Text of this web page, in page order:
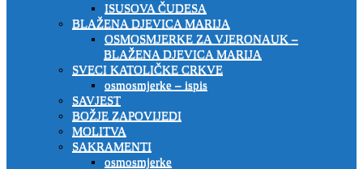
ISUSOVA ČUDESA
BLAŽENA DJEVICA MARIJA
OSMOSMJERKE ZA VJERONAUK –
BLAŽENA DJEVICA MARIJA
SVECI KATOLIČKE CRKVE
osmosmjerke – ispis
SAVJEST
BOŽJE ZAPOVIJEDI
MOLITVA
SAKRAMENTI
osmosmjerke